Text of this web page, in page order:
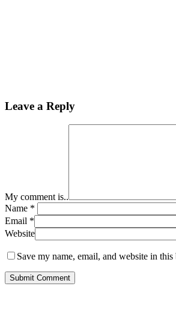
Leave a Reply
My comment is..
Name *
Email *
Website
Save my name, email, and website in